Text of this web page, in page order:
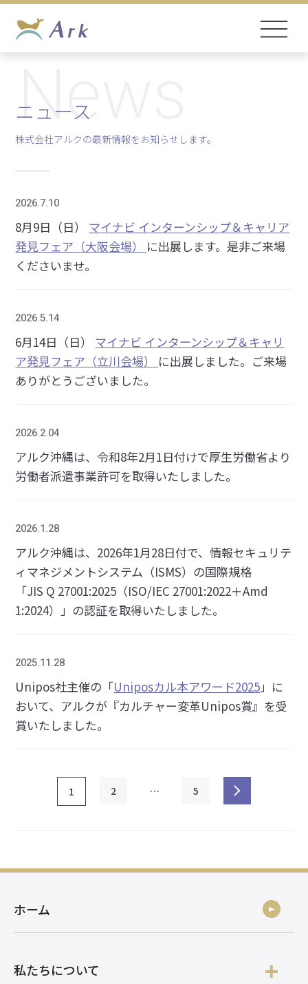
ニュース
株式会社アルクの最新情報をお知らせします。
News
2026.7.10
8月9日（日） マイナビ インターンシップ＆キャリア
発見フェア（大阪会場） に出展します。是非ご来場
くださいませ。
2026.5.14
6月14日（日） マイナビ インターンシップ＆キャリ
ア発見フェア（立川会場） に出展しました。ご来場
ありがとうございました。
2026.2.04
アルク沖縄は、令和8年2月1日付けで厚生労働省より
労働者派遣事業許可を取得いたしました。
2026.1.28
アルク沖縄は、2026年1月28日付で、情報セキュリテ
ィマネジメントシステム（ISMS）の国際規格
「JIS Q 27001:2025（ISO/IEC 27001:2022＋Amd
1:2024）」の認証を取得いたしました。
2025.11.28
Unipos社主催の「Uniposカル本アワード2025」に
おいて、アルクが『カルチャー変革Unipos賞』を受
賞いたしました。
1 2 … 5
ホーム
私たちについて